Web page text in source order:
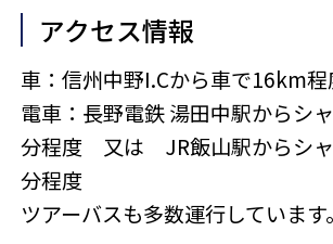
アクセス情報
車：信州中野I.Cから車で16km程
電車：長野電鉄 湯田中駅からシ
分程度 又は JR飯山駅からシ
分程度
ツアーバスも多数運行しています。